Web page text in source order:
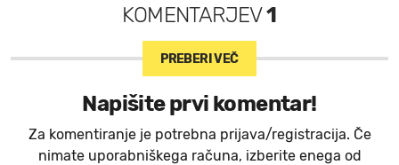
KOMENTARJEV1
PREBERI VEČ
Napišite prvi komentar!
Za komentiranje je potrebna prijava/registracija. Če
nimate uporabniškega računa, izberite enega od